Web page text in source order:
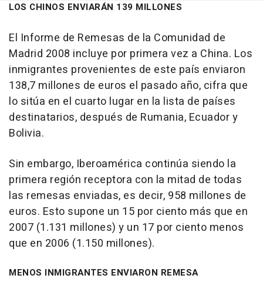
LOS CHINOS ENVIARÁN 139 MILLONES
El Informe de Remesas de la Comunidad de
Madrid 2008 incluye por primera vez a China. Los
inmigrantes provenientes de este país enviaron
138,7 millones de euros el pasado año, cifra que
lo sitúa en el cuarto lugar en la lista de países
destinatarios, después de Rumania, Ecuador y
Bolivia.
Sin embargo, Iberoamérica continúa siendo la
primera región receptora con la mitad de todas
las remesas enviadas, es decir, 958 millones de
euros. Esto supone un 15 por ciento más que en
2007 (1.131 millones) y un 17 por ciento menos
que en 2006 (1.150 millones).
MENOS INMIGRANTES ENVIARON REMESA